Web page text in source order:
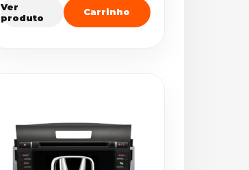
Ver
produto
Carrinho